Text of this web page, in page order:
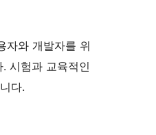
자와 개발자를 위
시험과 교육적인
다.